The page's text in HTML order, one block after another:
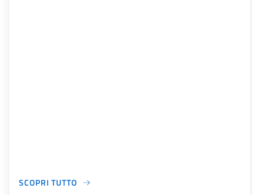
SCOPRI TUTTO